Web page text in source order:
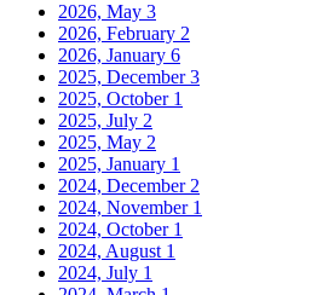
2026, May 3
2026, February 2
2026, January 6
2025, December3
2025, October 1
2025, July 2
2025, May 2
2025, January 1
2024, December 2
2024, November 1
2024, October 1
2024, August 1
2024, July 1